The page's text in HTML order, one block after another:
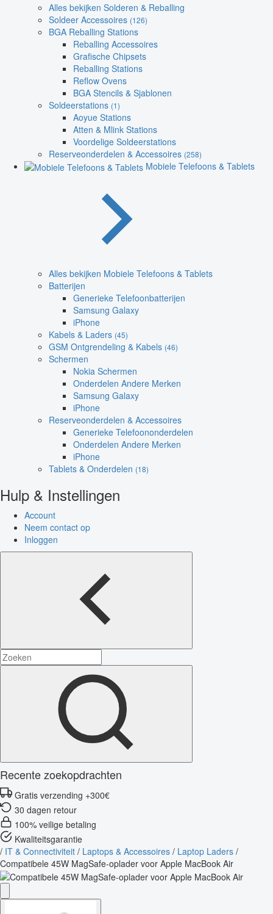
Alles bekijken Solderen & Reballing
Soldeer Accessoires (126)
BGA Reballing Stations
Reballing Accessoires
Grafische Chipsets
Reballing Stations
Reflow Ovens
BGA Stencils & Sjablonen
Soldeerstations (1)
Aoyue Stations
Atten & Mlink Stations
Voordelige Soldeerstations
Reserveonderdelen & Accessoires (258)
Mobiele Telefoons & Tablets
Alles bekijken Mobiele Telefoons & Tablets
Batterijen
Generieke Telefoonbatterijen
Samsung Galaxy
iPhone
Kabels & Laders (45)
GSM Ontgrendeling & Kabels (46)
Schermen
Nokia Schermen
Onderdelen Andere Merken
Samsung Galaxy
iPhone
Reserveonderdelen & Accessoires
Generieke Telefoononderdelen
Onderdelen Andere Merken
iPhone
Tablets & Onderdelen (18)
Hulp & Instellingen
Account
Neem contact op
Inloggen
Recente zoekopdrachten
Gratis verzending +300€
30 dagen retour
100% veilige betaling
Kwaliteitsgarantie
/ IT & Connectiviteit / Laptops & Accessoires / Laptop Laders /
Compatibele 45W MagSafe-oplader voor Apple MacBook Air